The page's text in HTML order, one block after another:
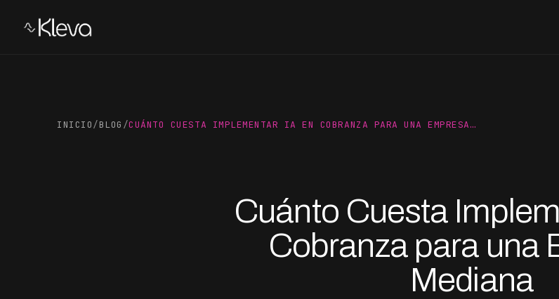
INICIO/BLOG /CUÁNTO CUESTA IMPLEMENTAR IA EN COBRANZA PARA UNA EMPRESA…
Cuánto Cuesta
Cobranza para una
Mediana